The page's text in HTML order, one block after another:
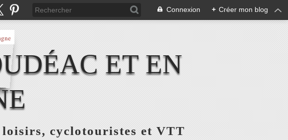
Connexion + Créer mon blog
ET EN
cyclotouristes et VTT